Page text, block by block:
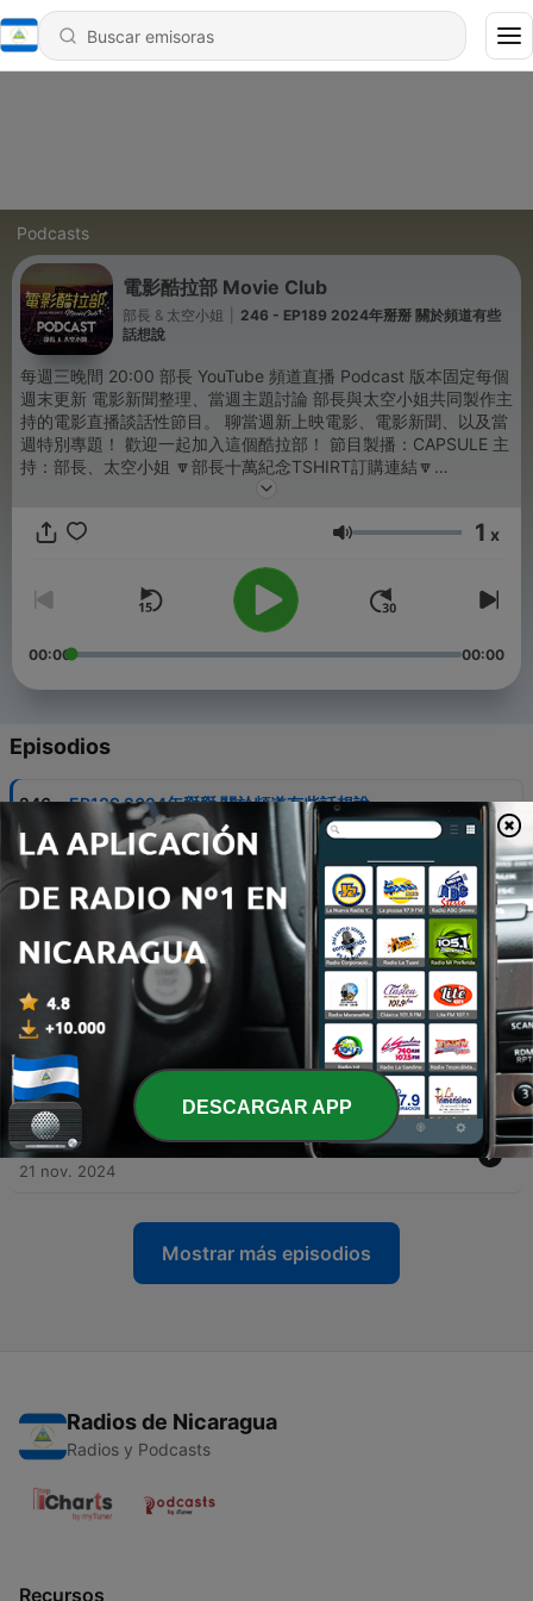
Podcasts
電影酷拉部 Movie Club
部長 & 太空小姐
246 - EP189 2024年掰掰 關於頻道有些
話想說
每週三晚間 20:00 部長 YouTube 頻道直播 Podcast 版本固定每個
週末更新 電影新聞整理、當週主題討論 部長與太空小姐共同製作主
持的電影直播談話性節目。 聊當週新上映電影、電影新聞、以及當
週特別專題！ 歡迎一起加入這個酷拉部！ 節目製播：CAPSULE 主
持：部長、太空小姐 🔽部長十萬紀念TSHIRT訂購連結🔽
長。遊戲頻道 (Gaming Channel) ☞https://goo.gl/ouZUDA ▌FB
論、抽獎活動、限定內部討論) ☞http://bit.ly/bujoTelegram --
Hosting provided by
SoundOn
Volumen 1 x
00:00 00:00
Episodios
246 - EP189 2024年掰掰 關於頻道有些話想說
31 dic. 2024
EP.188 猛毒最終章：有像最後一舞嗎？
18 dic. 2024
244 - EP.187 周杰倫成功征服大小兩顆巨蛋！還有誰能撐起
這顆蛋？
11 dic. 2024
-
EP.186【海洋奇緣2】票房整個在 Defying Gravity
啊！
04 dic. 2024
242 - EP185 【神鬼戰士II】有需要拍這部續作嗎？
21 nov. 2024
Mostrar más episodios
Radios de Nicaragua
Radios y Podcasts
Recursos
DESCARGAR APP